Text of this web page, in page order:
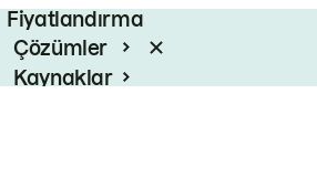
Fiyatlandırma
Çözümler
Kaynaklar